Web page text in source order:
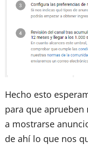
Hecho esto
para que
a mostrarse
de ahí lo que nos